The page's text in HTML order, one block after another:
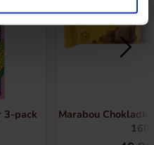
3-pack
Marabou